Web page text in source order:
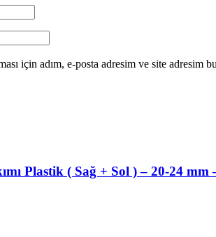
için adım, e-posta adresim ve site adresim
Plastik ( Sağ + Sol ) – 20-24 mm